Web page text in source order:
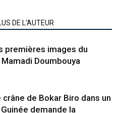
DE L'AUTEUR
premières images du
Doumbouya
crâne de Bokar Biro dans un
demande la